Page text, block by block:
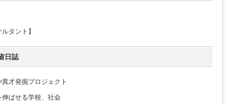
タント】
日誌
才発掘プロジェクト
ばせる学校、社会